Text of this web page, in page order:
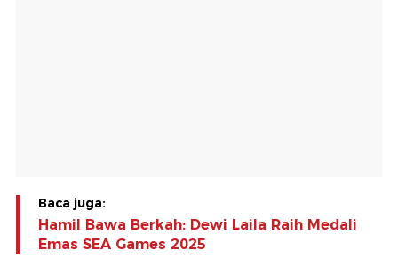
Baca juga:
Hamil Bawa Berkah: Dewi Laila Raih Medali
Emas SEA Games 2025